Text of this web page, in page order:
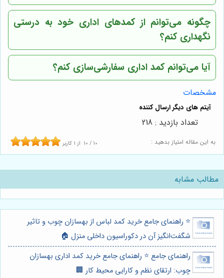
چگونه می‌توانم از کمدهای اداری خود به درستی
نگهداری کنم؟
آیا می‌توانم کمد اداری سفارشی‌سازی کنم؟
مشخصات
به این مقاله امتیاز بدهید : 10 / 10 از 1 کاربر
تعداد بازدید : 218
مطالب مشابه
⭐️ راهنمای جامع خرید کمد لباس از بهسازان چوب و تاثیر
شگفت‌انگیز آن در دکوراسیون داخلی منزل 🏠
راهنمای جامع ⭐️ راهنمای جامع خرید کمد اداری بهسازان
چوب: ارتقای نظم و کارایی محیط کار 🏢